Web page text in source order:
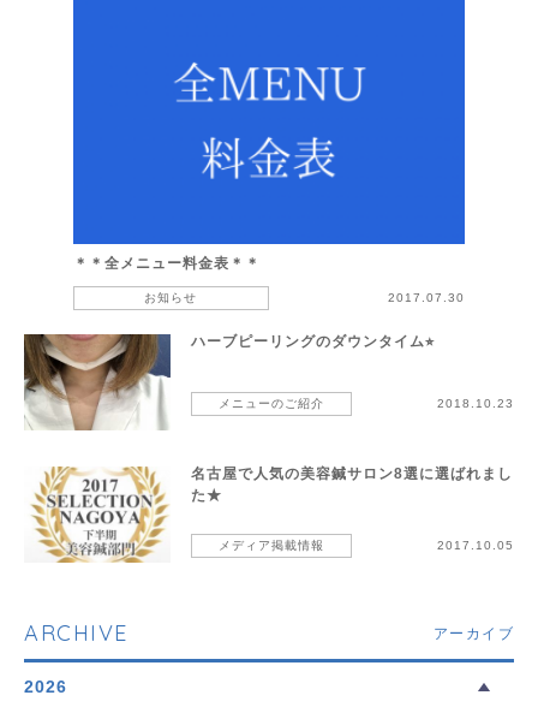
＊＊全メニュー料金表＊＊
お知らせ 2017.07.30
ハーブピーリングのダウンタイム⭐︎
メニューのご紹介 2018.10.23
名古屋で人気の美容鍼サロン8選に選ばれまし
た★
メディア掲載情報 2017.10.05
ARCHIVE アーカイブ
2026